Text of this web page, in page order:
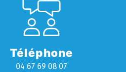
Téléphone
04 67 69 08 07